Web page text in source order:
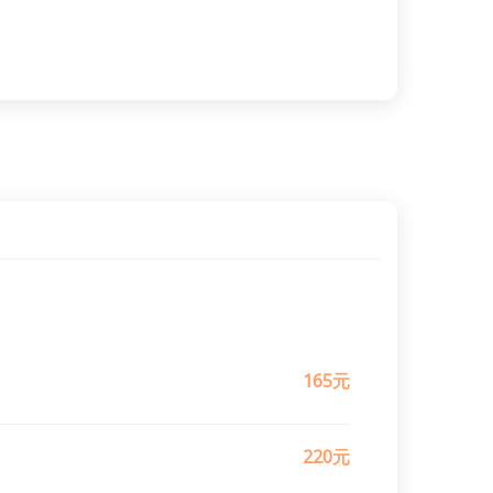
165元
220元